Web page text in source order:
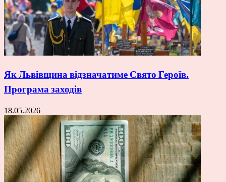
Як Львівщина відзначатиме Свято Героїв.
Програма заходів
18.05.2026